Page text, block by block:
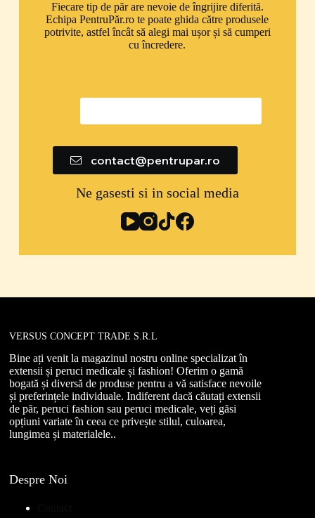
Fiecare tip de păr are nevoie de îngrijire diferită.
Echipa PentruPăr.ro te poate ghida către produsele
potrivite, astfel încât să alegi mai ușor și să cumperi
cu încredere.
contact@pentrupar.ro
Ne gasesti si in social media
VERSUS CONCEPT TRADE S.R.L
Bine ați venit la magazinul nostru online specializat în
extensii și peruci medicale și fashion! Oferim o gamă
bogată și diversă de produse pentru a vă satisface nevoile
și preferințele individuale. Indiferent dacă căutați extensii
de păr, peruci fashion sau peruci medicale, veți găsi
opțiuni variate în ceea ce privește stilul, culoarea,
lungimea și materialele..
Despre Noi